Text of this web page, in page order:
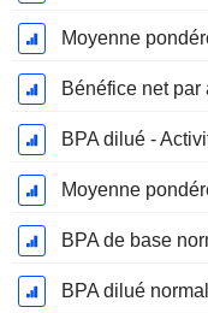
Moyenne
Bénéfice net par
BPA dilué -
BPA de base
BPA dilué